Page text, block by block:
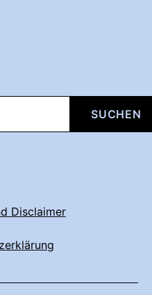
SUCHEN
Disclaimer